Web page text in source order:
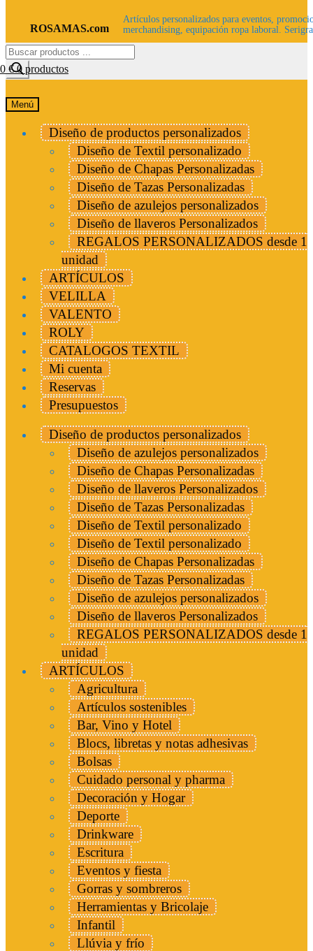
ROSAMAS.com
Artículos personalizados para eventos,
merchandising, equipación ropa laboral.
Búsqueda
de
€ 0 productos
Menú
Diseño de productos personalizados
Diseño de Textil personalizado
Diseño de Chapas Personalizadas
Diseño de Tazas Personalizadas
Diseño de azulejos personalizados
Diseño de llaveros Personalizados
REGALOS PERSONALIZADOS desde 1
unidad
ARTÍCULOS
VELILLA
VALENTO
ROLY
CATALOGOS TEXTIL
Mi cuenta
Reservas
Presupuestos
Diseño de productos personalizados
Diseño de azulejos personalizados
Diseño de Chapas Personalizadas
Diseño de llaveros Personalizados
Diseño de Tazas Personalizadas
Diseño de Textil personalizado
Diseño de Textil personalizado
Diseño de Chapas Personalizadas
Diseño de Tazas Personalizadas
Diseño de azulejos personalizados
Diseño de llaveros Personalizados
REGALOS PERSONALIZADOS desde 1
unidad
ARTÍCULOS
Agricultura
Artículos sostenibles
Bar, Vino y Hotel
Blocs, libretas y notas adhesivas
Bolsas
Cuidado personal y pharma
Decoración y Hogar
Deporte
Drinkware
Escritura
Eventos y fiesta
Gorras y sombreros
Herramientas y Bricolaje
Infantil
Llúvia y frío